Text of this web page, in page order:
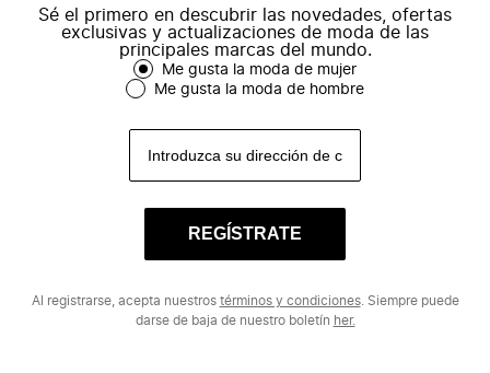
Sé el primero en descubrir las novedades, ofertas
exclusivas y actualizaciones de moda de las
principales marcas del mundo.
Me gusta la moda de mujer
Me gusta la moda de hombre
REGÍSTRATE
Al registrarse, acepta nuestros términos y condiciones. Siempre puede
darse de baja de nuestro boletín her.